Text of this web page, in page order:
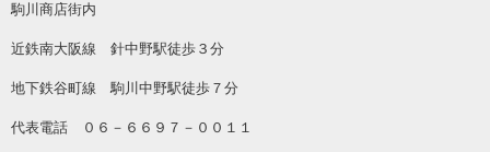
駒川商店街内
近鉄南大阪線 針中野駅徒歩３分
地下鉄谷町線 駒川中野駅徒歩７分
代表電話 ０６－６６９７－００１１